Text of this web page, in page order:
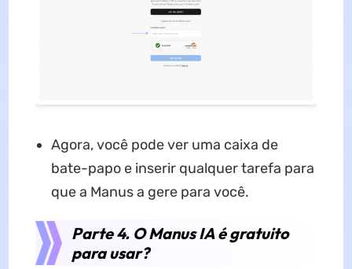
Agora, você pode ver uma caixa de
bate-papo e inserir qualquer tarefa para
que a Manus a gere para você.
Parte 4. O Manus IA é gratuito
para usar?